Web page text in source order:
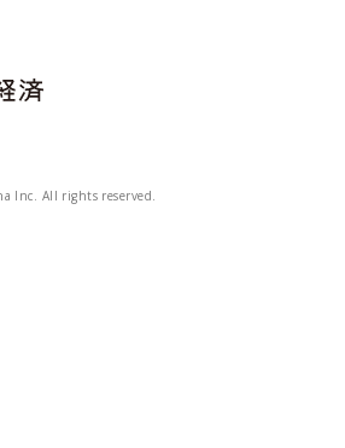
Inc. All rights reserved.